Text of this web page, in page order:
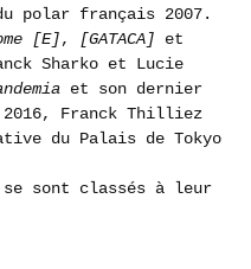
polar français 2007.
[E], [GATACA] et
Sharko et Lucie
et son dernier
Franck Thilliez
du Palais de Tokyo
sont classés à leur